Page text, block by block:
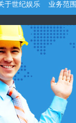
于世纪娱乐 业务范围